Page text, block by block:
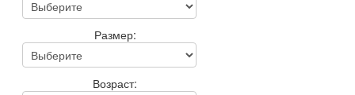
Размер:
Возраст: